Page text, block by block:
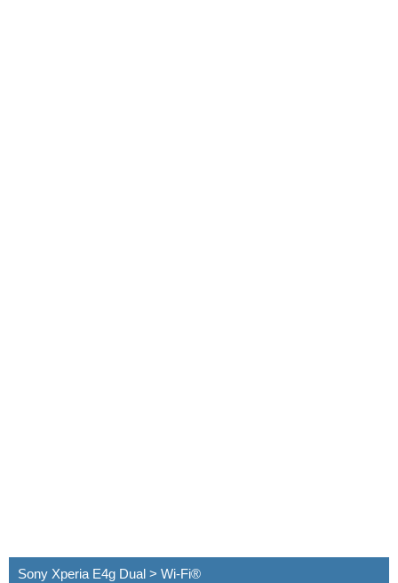
Sony Xperia E4g Dual > Wi-Fi®